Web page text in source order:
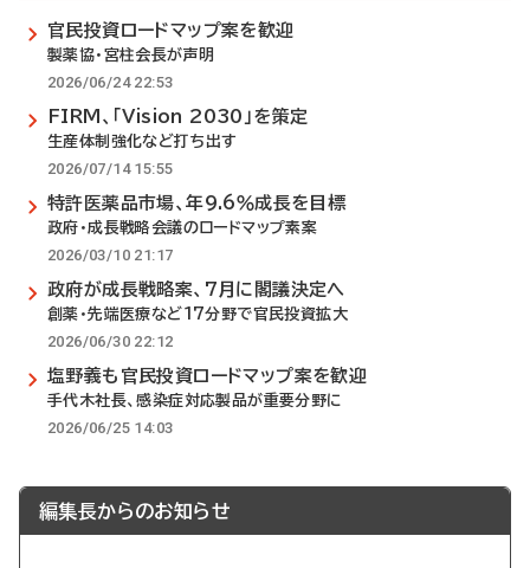
官民投資ロードマップ案を歓迎
製薬協・宮柱会長が声明
2026/06/24 22:53
FIRM、「Vision 2030」を策定
生産体制強化など打ち出す
2026/07/14 15:55
特許医薬品市場、年9.6％成長を目標
政府・成長戦略会議のロードマップ素案
2026/03/10 21:17
政府が成長戦略案、7月に閣議決定へ
創薬・先端医療など17分野で官民投資拡大
2026/06/30 22:12
塩野義も官民投資ロードマップ案を歓迎
手代木社長、感染症対応製品が重要分野に
2026/06/25 14:03
編集長からのお知らせ